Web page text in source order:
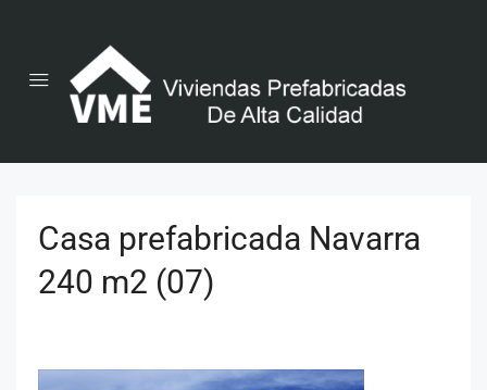
Casa prefabricada Navarra
240 m2 (07)